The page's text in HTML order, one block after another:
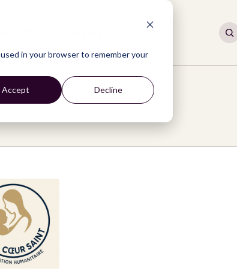
in your browser to remember your
Accept Decline